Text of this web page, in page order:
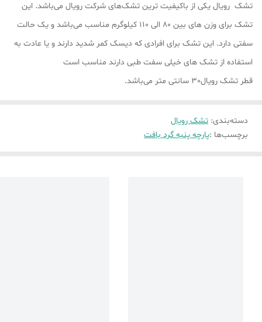
تشک رویال یکی از باکیفیت ترین تشک‌های شرکت رویال می‌باشد. این
تشک برای وزن های بین 80 الی 110 کیلوگرم مناسب می‌باشد و یک حالت
سفتی دارد. این تشک برای افرادی که دیسک کمر شدید دارند و یا عادت به
استفاده از تشک های خیلی سفت طبی دارند مناسب است
قطر تشک رویال30 سانتی متر می‌باشد.
دسته‌بندی: تشک رویال
برچسب‌ها :پارچه پنبه گرد بافت